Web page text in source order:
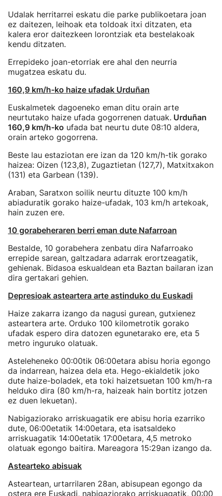
Udalak herritarrei eskatu die parke publikoetara joan
ez daitezen, leihoak eta toldoak itxi ditzaten, eta
kalera eror daitezkeen lorontziak eta bestelakoak
kendu ditzaten.
Errepideko joan-etorriak ere ahal den neurria
mugatzea eskatu du.
160,9 km/h-ko haize ufadak Urduñan
Euskalmetek dagoeneko eman ditu orain arte
neurtutako haize ufada gogorrenen datuak. Urduñan
160,9 km/h-ko ufada bat neurtu dute 08:10 aldera,
orain arteko gogorrena.
Beste lau estaziotan ere izan da 120 km/h-tik gorako
haizea: Oizen (123,8), Zugaztietan (127,7), Matxitxakon
(131) eta Garbean (139).
Araban, Saratxon soilik neurtu dituzte 100 km/h
abiaduratik gorako haize-ufadak, 103 km/h artekoak,
hain zuzen ere.
10 gorabeheraren berri eman dute Nafarroan
Bestalde, 10 gorabehera zenbatu dira Nafarroako
errepide sarean, galtzadara adarrak erortzeagatik,
gehienak. Bidasoa eskualdean eta Baztan bailaran izan
dira gertakari gehien.
Depresioak asteartera arte astinduko du Euskadi
Haize zakarra izango da nagusi gurean, gutxienez
asteartera arte. Orduko 100 kilometrotik gorako
ufadak espero dira datozen egunetarako ere, eta 5
metro inguruko olatuak.
Asteleheneko 00:00tik 06:00etara abisu horia egongo
da indarrean, haizea dela eta. Hego-ekialdetik joko
dute haize-boladek, eta toki haizetsuetan 100 km/h-ra
helduko dira (80 km/h-ra, haizeak hain bortitz jotzen
ez duen lekuetan).
Nabigaziorako arriskuagatik ere abisu horia ezarriko
dute, 06:00etatik 14:00etara, eta isatsaldeko
arriskuagatik 14:00etatik 17:00etara, 4,5 metroko
olatuak egongo baitira. Mareagora 15:29an izango da.
Astearteko abisuak
Asteartean, urtarrilaren 28an, abisupean egongo da
ostera ere Euskadi, nabigaziorako arriskuagatik, 00:00